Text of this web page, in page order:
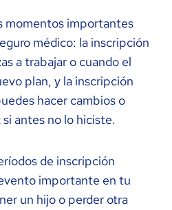
momentos importantes
médico: la inscripción
a trabajar o cuando el
plan, y la inscripción
hacer cambios o
antes no lo hiciste.
de inscripción
importante en tu
un hijo o perder otra